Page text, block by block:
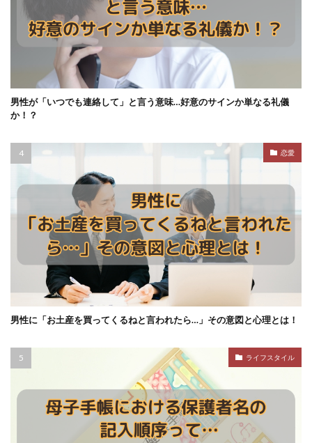
男性が「いつでも連絡して」と言う意味…好意のサインか単なる礼儀
か！？
恋愛
男性に「お土産を買ってくるねと言われたら…」その意図と心理とは！
ライフスタイル